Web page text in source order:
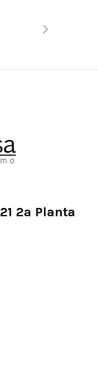
2ª Planta